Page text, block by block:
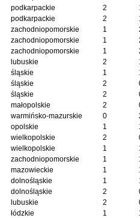
podkarpackie 2
podkarpackie 2
zachodniopomorskie 1
zachodniopomorskie 1
zachodniopomorskie 1
lubuskie 2
śląskie 1
śląskie 2
śląskie 2
małopolskie 2
warmińsko-mazurskie 0
opolskie 1
wielkopolskie 2
wielkopolskie 1
zachodniopomorskie 1
mazowieckie 1
dolnośląskie 1
dolnośląskie 2
lubuskie 2
łódzkie 1